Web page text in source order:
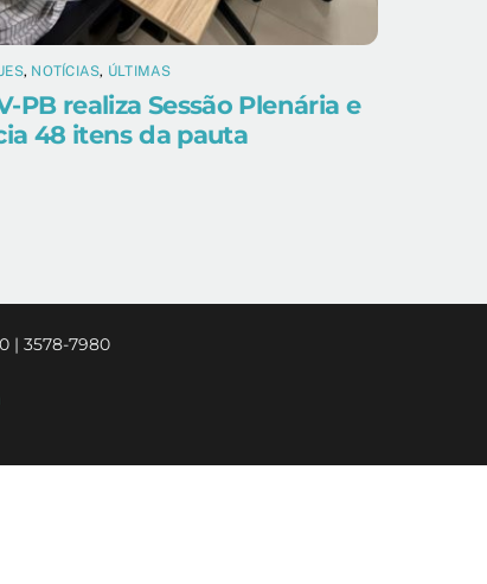
, NOTÍCIAS, ÚLTIMAS
PB realiza Sessão Plenária e
48 itens da pauta
| 3578-7980